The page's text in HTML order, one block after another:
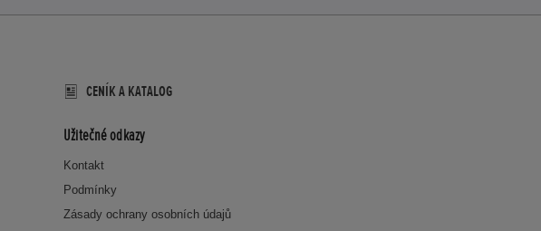
CENÍK A KATALOG
Užitečné odkazy
Kontakt
Podmínky
Zásady ochrany osobních údajů